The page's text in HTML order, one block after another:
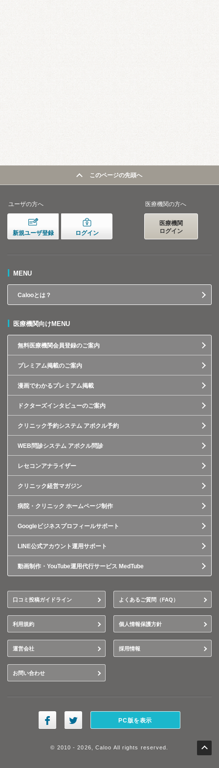
このページの先頭へ
ユーザの方へ
新規ユーザ登録 ログイン
医療機関の方へ
医療機関
ログイン
MENU
Calooとは？
医療機関向けMENU
無料医療機関会員登録のご案内
プレミアム掲載のご案内
漫画でわかるプレミアム掲載
ドクターズインタビューのご案内
クリニック予約システム アポクル予約
WEB問診システム アポクル問診
レセコンアナライザー
クリニック経営マガジン
病院・クリニック ホームページ制作
Googleビジネスプロフィールサポート
LINE公式アカウント運用サポート
動画制作・YouTube運用代行サービス MedTube
口コミ投稿ガイドライン よくあるご質問（FAQ）
利用規約 個人情報保護方針
運営会社 採用情報
お問い合わせ
PC版を表示
© 2010 - 2026, Caloo All rights reserved.